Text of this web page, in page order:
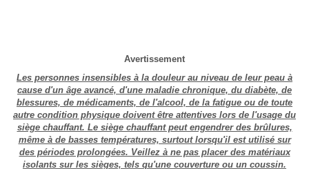
Avertissement
Les personnes insensibles à la douleur au niveau de leur peau à
cause d'un âge avancé, d'une maladie chronique, du diabète, de
blessures, de médicaments, de l'alcool, de la fatigue ou de toute
autre condition physique doivent être attentives lors de l'usage du
siège chauffant. Le siège chauffant peut engendrer des brûlures,
même à de basses températures, surtout lorsqu'il est utilisé sur
des périodes prolongées. Veillez à ne pas placer des matériaux
isolants sur les sièges, tels qu'une couverture ou un coussin.